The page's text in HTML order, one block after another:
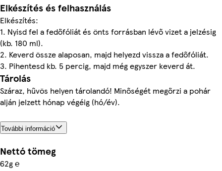
Elkészítés és felhasználás
Elkészítés:
1. Nyisd fel a fedőfóliát és önts forrásban lévő vizet a jelzésig
(kb. 180 ml).
2. Keverd össze alaposan, majd helyezd vissza a fedőfóliát.
3. Pihentesd kb. 5 percig, majd még egyszer keverd át.
Tárolás
Száraz, hűvös helyen tárolandó! Minőségét megőrzi a pohár
alján jelzett hónap végéig (hó/év).
További információ
Nettó tömeg
62g ℮